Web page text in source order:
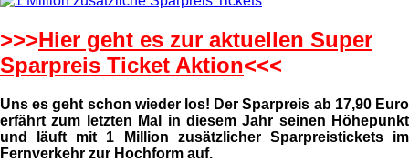
>>>Hier geht es zur aktuellen Super
Sparpreis Ticket Aktion<<<
Uns es geht schon wieder los! Der Sparpreis ab 17,90 Euro
erfährt zum letzten Mal in diesem Jahr seinen Höhepunkt
und läuft mit 1 Million zusätzlicher Sparpreistickets im
Fernverkehr zur Hochform auf.